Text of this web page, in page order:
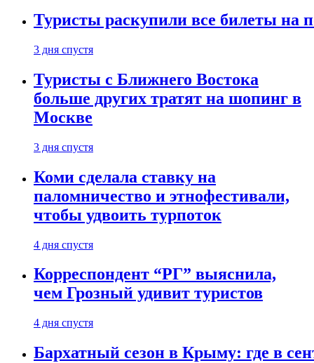
Туристы раскупили все билеты на
3 дня спустя
Туристы с Ближнего Востока
больше других тратят на шопинг в
Москве
3 дня спустя
Коми сделала ставку на
паломничество и этнофестивали,
чтобы удвоить турпоток
4 дня спустя
Корреспондент “РГ” выяснила,
чем Грозный удивит туристов
4 дня спустя
Бархатный сезон в Крыму: где в